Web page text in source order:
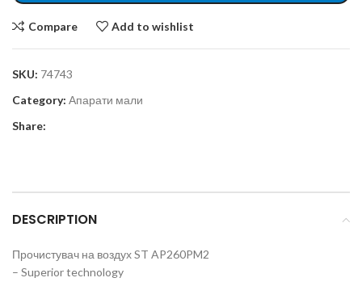
Compare Add to wishlist
SKU: 74743
Category: Апарати мали
Share:
DESCRIPTION
Прочистувач на воздух ST AP260PM2
– Superior technology